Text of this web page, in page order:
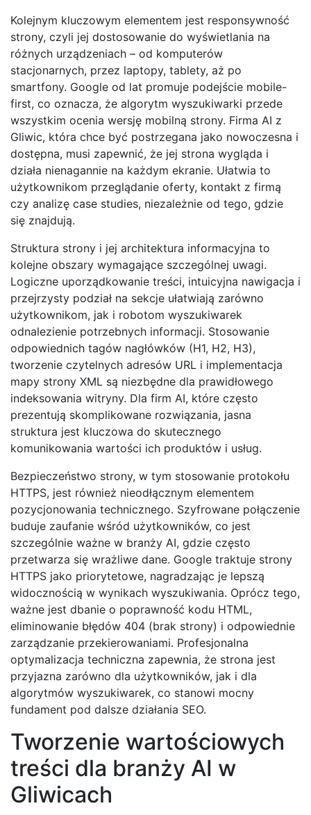
Kolejnym kluczowym elementem jest responsywność
strony, czyli jej dostosowanie do wyświetlania na
różnych urządzeniach – od komputerów
stacjonarnych, przez laptopy, tablety, aż po
smartfony. Google od lat promuje podejście mobile-
first, co oznacza, że algorytm wyszukiwarki przede
wszystkim ocenia wersję mobilną strony. Firma AI z
Gliwic, która chce być postrzegana jako nowoczesna i
dostępna, musi zapewnić, że jej strona wygląda i
działa nienagannie na każdym ekranie. Ułatwia to
użytkownikom przeglądanie oferty, kontakt z firmą
czy analizę case studies, niezależnie od tego, gdzie
się znajdują.
Struktura strony i jej architektura informacyjna to
kolejne obszary wymagające szczególnej uwagi.
Logiczne uporządkowanie treści, intuicyjna nawigacja i
przejrzysty podział na sekcje ułatwiają zarówno
użytkownikom, jak i robotom wyszukiwarek
odnalezienie potrzebnych informacji. Stosowanie
odpowiednich tagów nagłówków (H1, H2, H3),
tworzenie czytelnych adresów URL i implementacja
mapy strony XML są niezbędne dla prawidłowego
indeksowania witryny. Dla firm AI, które często
prezentują skomplikowane rozwiązania, jasna
struktura jest kluczowa do skutecznego
komunikowania wartości ich produktów i usług.
Bezpieczeństwo strony, w tym stosowanie protokołu
HTTPS, jest również nieodłącznym elementem
pozycjonowania technicznego. Szyfrowane połączenie
buduje zaufanie wśród użytkowników, co jest
szczególnie ważne w branży AI, gdzie często
przetwarza się wrażliwe dane. Google traktuje strony
HTTPS jako priorytetowe, nagradzając je lepszą
widocznością w wynikach wyszukiwania. Oprócz tego,
ważne jest dbanie o poprawność kodu HTML,
eliminowanie błędów 404 (brak strony) i odpowiednie
zarządzanie przekierowaniami. Profesjonalna
optymalizacja techniczna zapewnia, że strona jest
przyjazna zarówno dla użytkowników, jak i dla
algorytmów wyszukiwarek, co stanowi mocny
fundament pod dalsze działania SEO.
Tworzenie wartościowych
treści dla branży AI w
Gliwicach